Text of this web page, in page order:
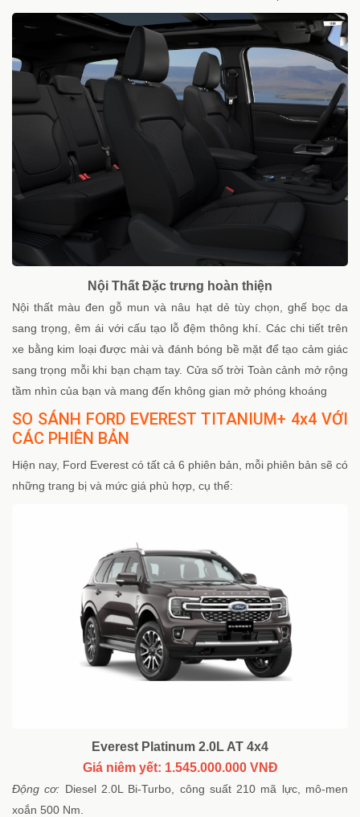
Nội Thất Đặc trưng hoàn thiện
Nội thất màu đen gỗ mun và nâu hạt dẻ tùy chọn, ghế bọc da
sang trọng, êm ái với cấu tạo lỗ đệm thông khí. Các chi tiết trên
xe bằng kim loại được mài và đánh bóng bề mặt để tạo cảm giác
sang trọng mỗi khi bạn chạm tay. Cửa số trời Toàn cảnh mở rộng
tầm nhìn của bạn và mang đến không gian mở phóng khoáng
SO SÁNH FORD EVEREST TITANIUM+ 4x4 VỚI
CÁC PHIÊN BẢN
Hiện nay, Ford Everest có tất cả 6 phiên bản, mỗi phiên bản sẽ có
những trang bị và mức giá phù hợp, cụ thể:
Everest Platinum 2.0L AT 4x4
Giá niêm yết: 1.545.000.000 VNĐ
Động cơ: Diesel 2.0L Bi-Turbo, công suất 210 mã lực, mô-men
xoắn 500 Nm.